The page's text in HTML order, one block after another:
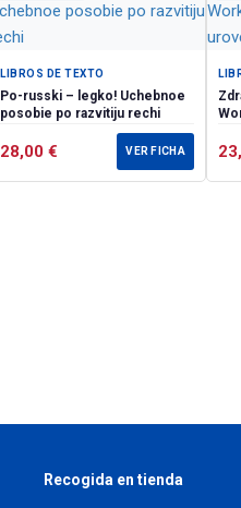
LIBROS DE TEXTO
Po-russki – legko! Uchebnoe
posobie po razvitiju rechi
28,00 € VER FICHA
Recogida en tienda